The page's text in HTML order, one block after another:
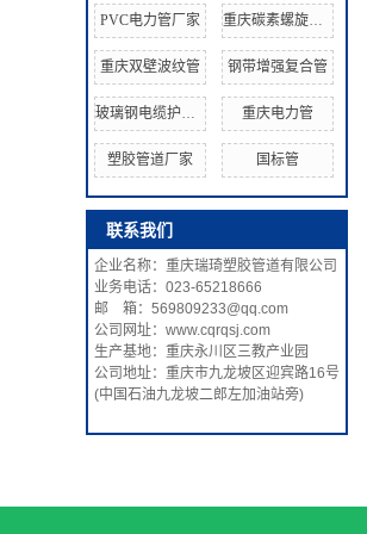
PVC电力管厂家 重庆碳素螺旋波纹管
重庆双壁波纹管 钢带增强复合管
玻璃钢电缆护套管 重庆电力管
塑胶管道厂家 国标管
联系我们
企业名称：重庆瑞琦塑胶管道有限公司
业务电话：023-65218666
邮 箱：569809233@qq.com
公司网址：www.cqrqsj.com
生产基地：重庆永川区三教产业园
公司地址：重庆市九龙坡区迎宾路16号
(中国石油九龙坡二郎左加油站旁)